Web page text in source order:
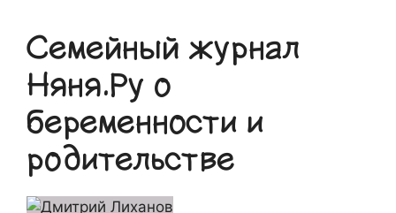
Семейный журнал
Няня.Ру о
беременности и
родительстве